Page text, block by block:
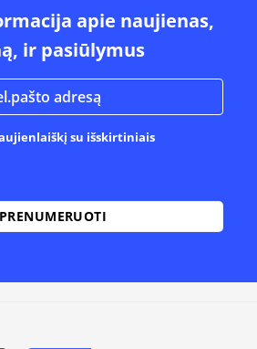
apie naujienas,
ir pasiūlymus
su išskirtiniais